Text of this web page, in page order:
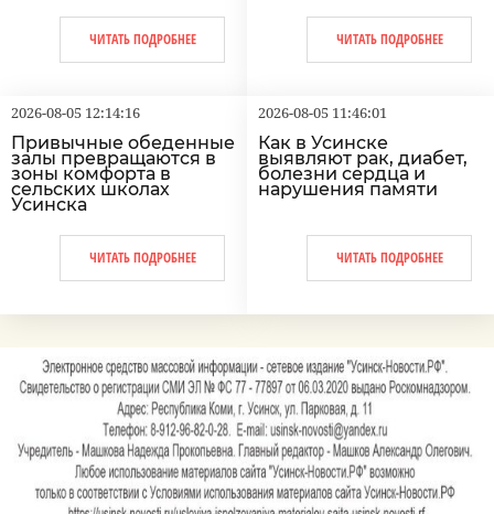
ЧИТАТЬ ПОДРОБНЕЕ ЧИТАТЬ ПОДРОБНЕЕ
2026-08-05 12:14:16
Привычные обеденные
залы превращаются в
зоны комфорта в
сельских школах
Усинска
ЧИТАТЬ ПОДРОБНЕЕ
2026-08-05 11:46:01
Как в Усинске
выявляют рак, диабет,
болезни сердца и
нарушения памяти
ЧИТАТЬ ПОДРОБНЕЕ